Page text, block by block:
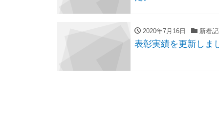
2020年7月16日 新着記
表彰実績を更新しま